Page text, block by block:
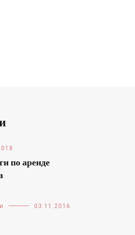
по аренде
03.11.2016